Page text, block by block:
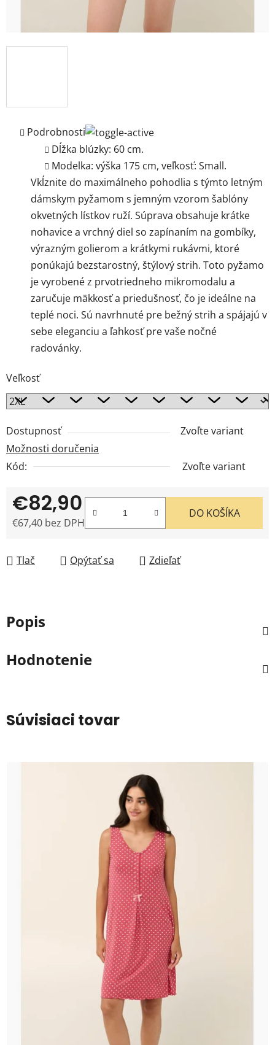
Podrobnosti
Dĺžka blúzky: 60 cm.
Modelka: výška 175 cm, veľkosť: Small.
Vkĺznite do maximálneho pohodlia s týmto letným
dámskym pyžamom s jemným vzorom šablóny
okvetných lístkov ruží. Súprava obsahuje krátke
nohavice a vrchný diel so zapínaním na gombíky,
výrazným golierom a krátkymi rukávmi, ktoré
ponúkajú bezstarostný, štýlový strih. Toto pyžamo
je vyrobené z prvotriedneho mikromodalu a
zaručuje mäkkosť a priedušnosť, čo je ideálne na
teplé noci. Sú navrhnuté pre bežný strih a spájajú v
sebe eleganciu a ľahkosť pre vaše nočné
radovánky.
Veľkosť
Dostupnosť
Zvoľte variant
Možnosti doručenia
Kód:
Zvoľte variant
€82,90
€67,40 bez DPH
DO KOŠÍKA
Tlač Opýtať sa Zdieľať
Popis
Hodnotenie
Súvisiaci tovar